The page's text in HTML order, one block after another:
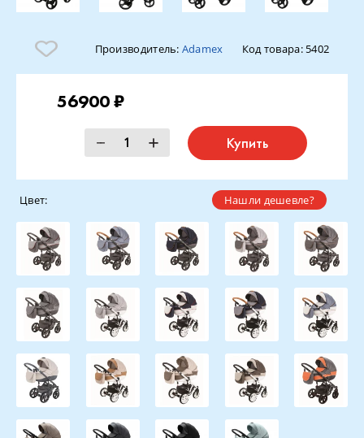
Производитель: Adamex Код товара: 5402
56900 ₽
Купить
Нашли дешевле?
Цвет: